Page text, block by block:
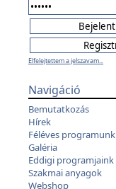
Elfelejtettem a jelszavam...
Navigáció
Bemutatkozás
Hírek
Féléves programunk
Galéria
Eddigi programjaink
Szakmai anyagok
Webshop